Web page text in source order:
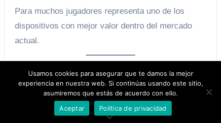
Para muchos jugadores representa uno de los
dispositivos con mejor valor dentro del mercado
actual.
POCO F8 Ultra
La línea POCO se ha caracterizado por ofrecer
gran rendimiento sin alcanzar precios excesivos.
Usamos cookies para asegurar que te damos la mejor
experiencia en nuestra web. Si continúas usando este sitio,
asumiremos que estás de acuerdo con ello.
Aceptar
Política de privacidad